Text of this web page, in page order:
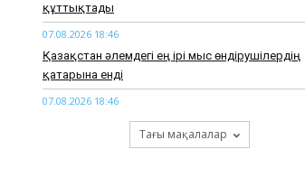
құттықтады
07.08.2026 18:46
Қазақстан әлемдегі ең ірі мыс өндірушілердің
қатарына енді
07.08.2026 18:46
Марқұм Нұрай Серікбайдың туыстары
айыпталушыдан 10 миллиард теңге моральдық
Тағы мақалалар